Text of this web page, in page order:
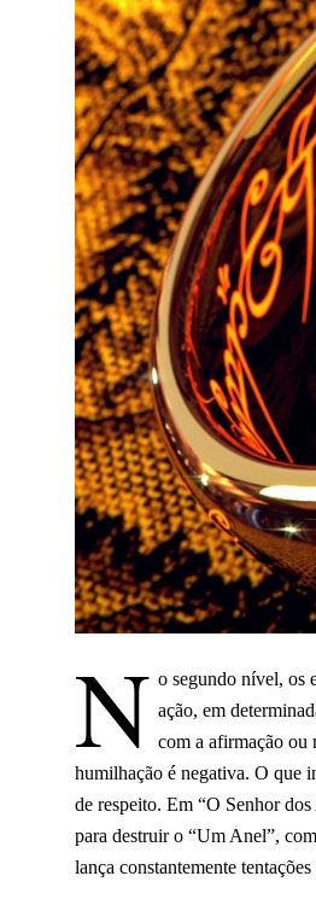
N o segundo nível, os
ação, em
com a afirmação ou
humilhação é negativa. O que
de respeito. Em “O Senhor
para destruir o “Um Anel”,
lança constantemente